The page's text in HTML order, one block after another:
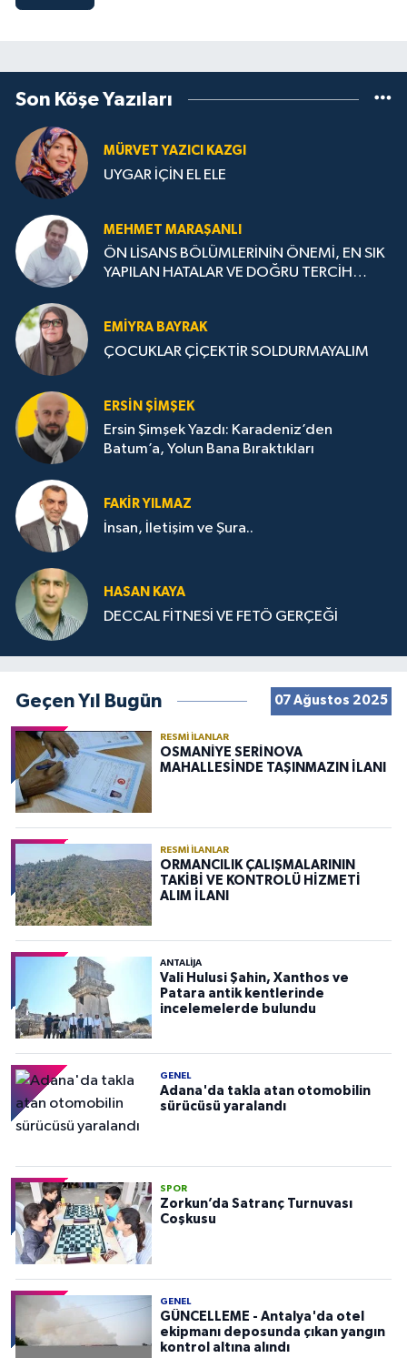
Son Köşe Yazıları
MÜRVET YAZICI KAZGI
UYGAR İÇİN EL ELE
MEHMET MARAŞANLI
ÖN LİSANS BÖLÜMLERİNİN ÖNEMİ, EN SIK
YAPILAN HATALAR VE DOĞRU TERCİH
EMIYRA BAYRAK
ÇOCUKLAR ÇİÇEKTİR SOLDURMAYALIM
ERSIN ŞIMŞEK
Ersin Şimşek Yazdı: Karadeniz’den
Batum’a, Yolun Bana Bıraktıkları
FAKIR YILMAZ
İnsan, İletişim ve Şura..
HASAN KAYA
DECCAL FİTNESİ VE FETÖ GERÇEĞİ
Geçen Yıl Bugün 07 Ağustos 2025
RESMI İLANLAR
OSMANİYE SERİNOVA
MAHALLESİNDE TAŞINMAZIN İLANI
RESMI İLANLAR
ORMANCILIK ÇALIŞMALARININ
TAKİBİ VE KONTROLÜ HİZMETİ
ALIM İLANI
ANTALIJA
Vali Hulusi Şahin, Xanthos ve
Patara antik kentlerinde
incelemelerde bulundu
GENEL
Adana'da takla atan otomobilin
sürücüsü yaralandı
SPOR
Zorkun’da Satranç Turnuvası
Coşkusu
GENEL
GÜNCELLEME - Antalya'da otel
ekipmanı deposunda çıkan yangın
kontrol altına alındı